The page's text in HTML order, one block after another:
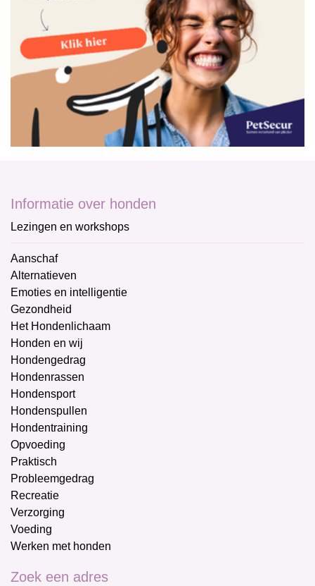
Informatie over honden
Lezingen en workshops
Aanschaf
Alternatieven
Emoties en intelligentie
Gezondheid
Het Hondenlichaam
Honden en wij
Hondengedrag
Hondenrassen
Hondensport
Hondenspullen
Hondentraining
Opvoeding
Praktisch
Probleemgedrag
Recreatie
Verzorging
Voeding
Werken met honden
Zoek een adres